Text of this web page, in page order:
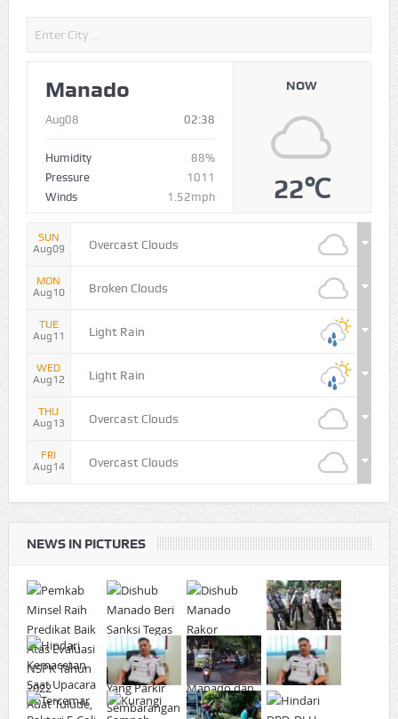
Manado
Aug08 02:38
Humidity
88%
Pressure
1011
Winds
1.52mph
NOW
22℃
SUN
Aug09
Overcast Clouds
MON
Aug10
Broken Clouds
TUE
Aug11
Light Rain
WED
Aug12
Light Rain
THU
Aug13
Overcast Clouds
FRI
Aug14
Overcast Clouds
NEWS IN PICTURES